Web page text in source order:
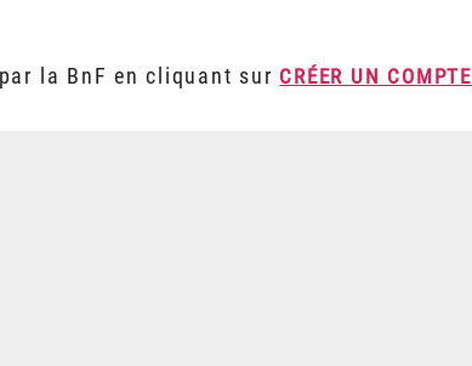
la BnF en cliquant sur CRÉER UN COMPTE